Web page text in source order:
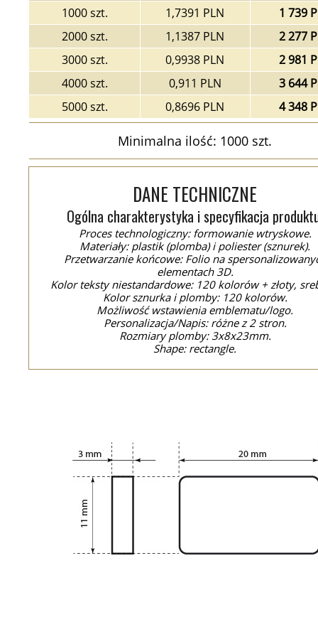
1000 szt. 1,7391 PLN
1 739
2000 szt.
1,1387 PLN
2 277
3000 szt.
0,9938 PLN
2 981
4000 szt.
0,911 PLN
3 644
5000 szt.
0,8696 PLN 4 348
Minimalna ilość: 1000 szt.
DANE TECHNICZNE
Ogólna charakterystyka i specyfikacja
Proces technologiczny: formowanie wtryskowe.
Materiały: plastik (plomba) i poliester (sznurek).
Przetwarzanie końcowe: Folio na
elementach 3D.
Kolor teksty niestandardowe: 120 kolorów + złoty,
Kolor sznurka i plomby: 120 kolorów.
Możliwość wstawienia emblematu/logo.
Personalizacja/Napis: różne z 2 stron.
Rozmiary plomby: 3x8x23mm.
Shape: rectangle.